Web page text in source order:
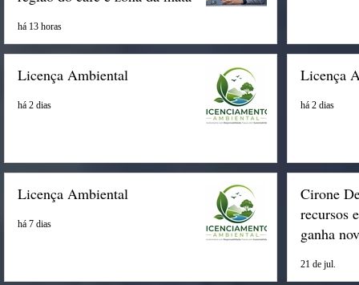
há 13 horas
Licença Ambiental
há 2 dias
Licença
há 2 dias
Licença Ambiental
há 7 dias
Cirone
recursos
ganha
21 de jul.